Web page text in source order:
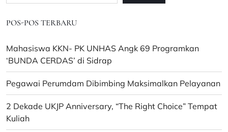
POS-POS TERBARU
Mahasiswa KKN- PK UNHAS Angk 69 Programkan
‘BUNDA CERDAS’ di Sidrap
Pegawai Perumdam Dibimbing Maksimalkan Pelayanan
2 Dekade UKJP Anniversary, “The Right Choice” Tempat
Kuliah